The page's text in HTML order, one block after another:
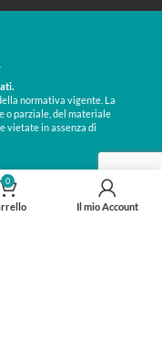
normativa vigente. La
o parziale, del materiale
vietate in assenza di
0
Il mio Account